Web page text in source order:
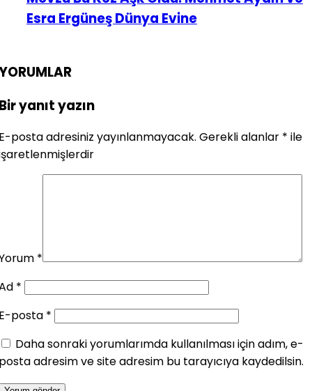
Esra Ergüneş Dünya Evine
yanıt yazın
posta adresiniz yayınlanmayacak. Gerekli alanlar * ile
*
*
posta *
Daha sonraki yorumlarımda kullanılması için adım, e-
adresim ve site adresim bu tarayıcıya kaydedilsin.